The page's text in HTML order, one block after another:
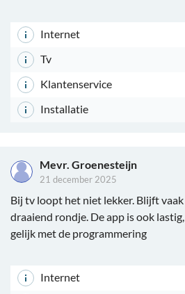
Internet
Tv
Klantenservice
Installatie
Mevr. Groenesteijn
21 december 2025
Bij tv loopt het niet lekker. Blijft
draaiend rondje. De app is ook
gelijk met de programmering
Internet